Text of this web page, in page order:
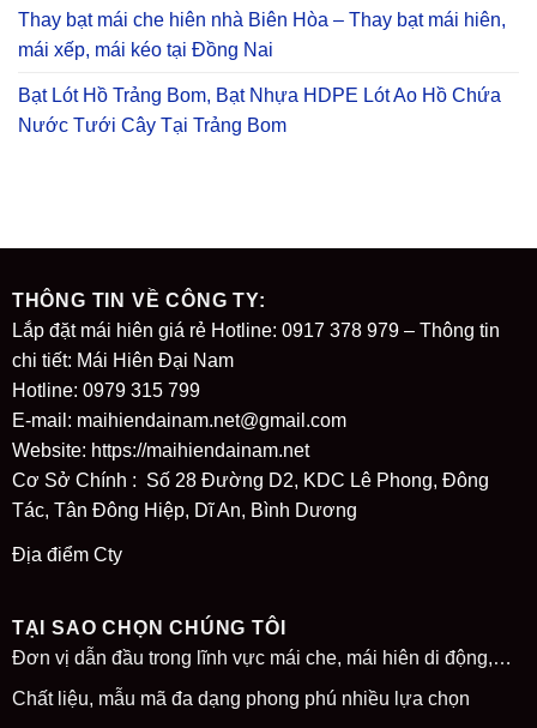
Thay bạt mái che hiên nhà Biên Hòa – Thay bạt mái hiên,
mái xếp, mái kéo tại Đồng Nai
Bạt Lót Hồ Trảng Bom, Bạt Nhựa HDPE Lót Ao Hồ Chứa
Nước Tưới Cây Tại Trảng Bom
THÔNG TIN VỀ CÔNG TY:
Lắp đặt mái hiên giá rẻ Hotline: 0917 378 979 – Thông tin
chi tiết: Mái Hiên Đại Nam
Hotline: 0979 315 799
E-mail: maihiendainam.net@gmail.com
Website: https://maihiendainam.net
Cơ Sở Chính : Số 28 Đường D2, KDC Lê Phong, Đông
Tác, Tân Đông Hiệp, Dĩ An, Bình Dương
Địa điểm Cty
TẠI SAO CHỌN CHÚNG TÔI
Đơn vị dẫn đầu trong lĩnh vực mái che, mái hiên di động,…
Chất liệu, mẫu mã đa dạng phong phú nhiều lựa chọn